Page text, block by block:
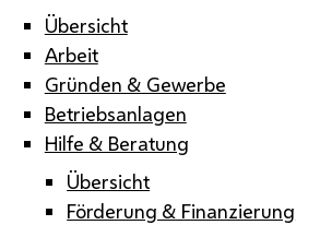
Übersicht
Arbeit
Gründen & Gewerbe
Betriebsanlagen
Hilfe & Beratung
Übersicht
Förderung & Finanzierung